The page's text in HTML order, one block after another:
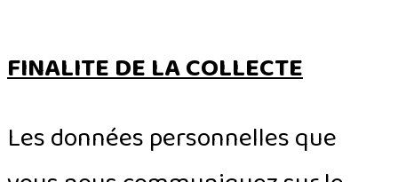
FINALITE DE LA COLLECTE
Les données personnelles que